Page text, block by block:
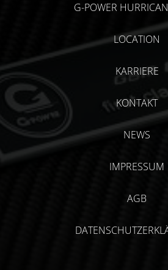
G-POWER
LOCATION
KARRIERE
KONTAKT
NEWS
IMPRESSUM
AGB